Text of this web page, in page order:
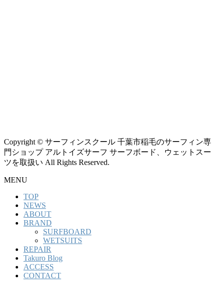
Copyright © サーフィンスクール 千葉市稲毛のサーフィン専
門ショップ アルトイズサーフ サーフボード、ウェットスー
ツを取扱い All Rights Reserved.
MENU
TOP
NEWS
ABOUT
BRAND
SURFBOARD
WETSUITS
REPAIR
Takuro Blog
ACCESS
CONTACT